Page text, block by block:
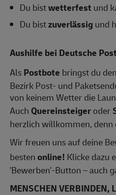
Du bistwetterfest und
Du bistzuverlässigund
Aushilfe bei Deutsche
AlsPostbote bringst du
Bezirk Post- und
von keinem Wetter die
Auch Quereinsteigeroder
herzlich willkommen, denn
Wir freuen uns auf deine
bestenonline! Klicke dazu
'Bewerben'-Button – auch
MENSCHEN VERBINDEN,